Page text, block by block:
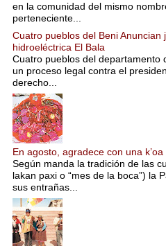
en la comunidad del mismo
perteneciente...
Cuatro pueblos del Beni Anuncian
hidroeléctrica El Bala
Cuatro pueblos del departamento
un proceso legal contra el
derecho...
En agosto, agradece con una
Según manda la tradición de las
lakan paxi o “mes de la boca”) la
sus entrañas...